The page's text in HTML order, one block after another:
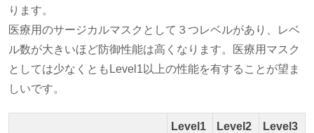
ります。
医療用のサージカルマスクとして３つレベルがあり、レベ
ル数が大きいほど防御性能は高くなります。医療用マスク
としては少なくともLevel1以上の性能を有することが望ま
しいです。
Level1 Level2 Level3